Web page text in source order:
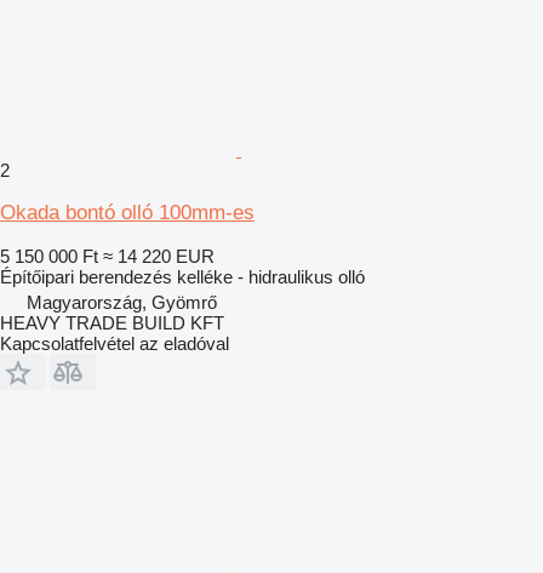
2
Okada bontó olló 100mm-es
5 150 000 Ft ≈ 14 220 EUR
Építőipari berendezés kelléke - hidraulikus olló
Magyarország, Gyömrő
HEAVY TRADE BUILD KFT
Kapcsolatfelvétel az eladóval